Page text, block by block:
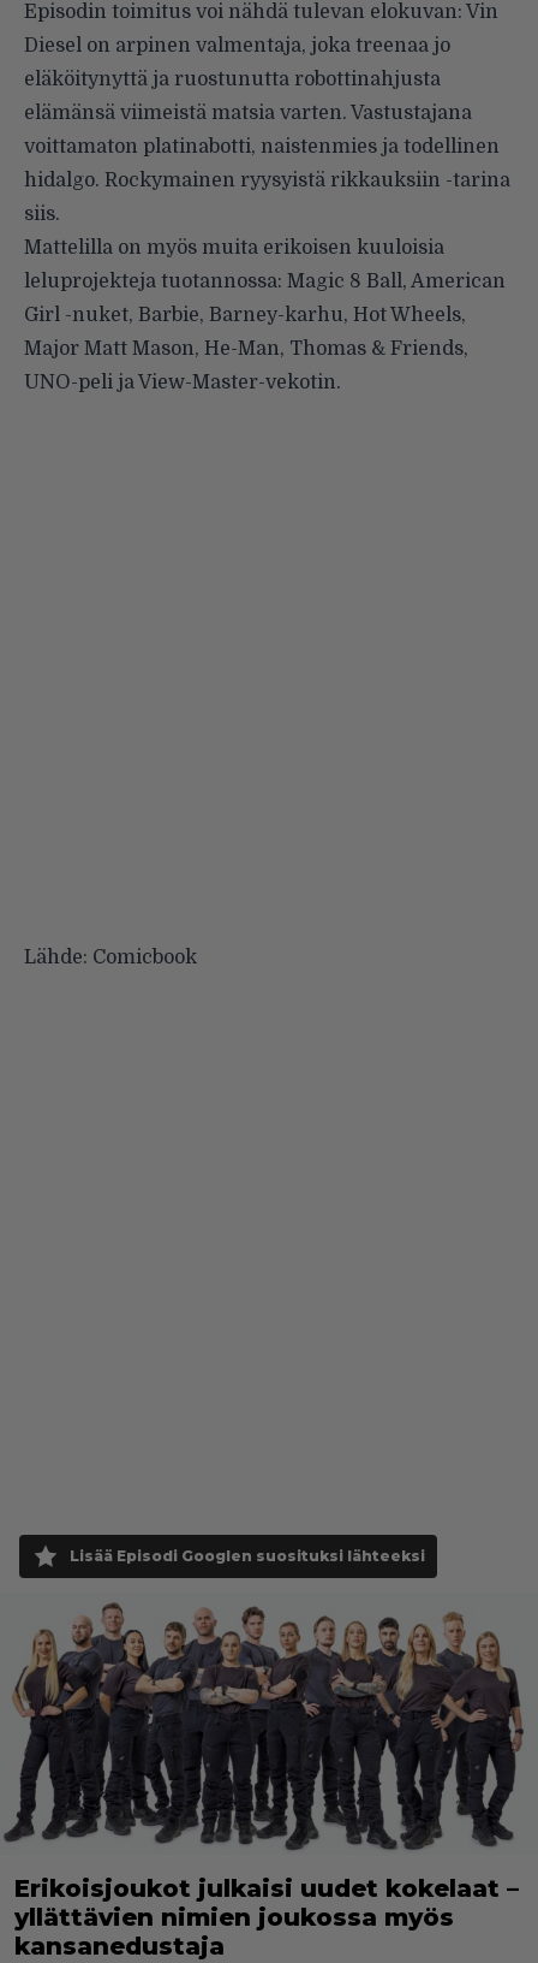
Episodin toimitus voi nähdä tulevan elokuvan: Vin
Diesel on arpinen valmentaja, joka treenaa jo
eläköitynyttä ja ruostunutta robottinahjusta
elämänsä viimeistä matsia varten. Vastustajana
voittamaton platinabotti, naistenmies ja todellinen
hidalgo. Rockymainen ryysyistä rikkauksiin -tarina
siis.
Mattelilla on myös muita erikoisen kuuloisia
leluprojekteja tuotannossa: Magic 8 Ball, American
Girl -nuket, Barbie, Barney-karhu, Hot Wheels,
Major Matt Mason, He-Man, Thomas & Friends,
UNO-peli ja View-Master-vekotin.
Lähde: Comicbook
Lisää Episodi Googlen suosituksi lähteeksi
Erikoisjoukot julkaisi uudet kokelaat –
yllättävien nimien joukossa myös
kansanedustaja